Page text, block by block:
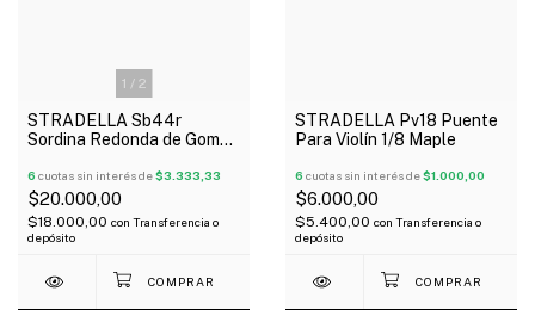
1 / 2
STRADELLA Sb44r
Sordina Redonda de Goma
6 cuotas sin interés de$3.333,33
$20.000,00
$18.000,00 con Transferencia o
depósito
STRADELLA Pv18 Puente
Para Violín 1/8 Maple
6 cuotas sin interés de$1.000,00
$6.000,00
$5.400,00 con Transferencia o
depósito